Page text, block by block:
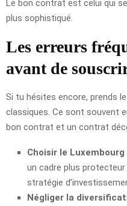
Le bon contrat est celui qui
plus sophistiqué.
Les erreurs
avant de
Si tu hésites encore, prends
classiques. Ce sont souvent
bon contrat et un contrat
Choisir le
un cadre plus
stratégie
Négliger la